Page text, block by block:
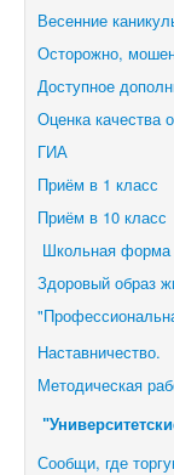
Весенние
Осторожно,
Доступное
Оценка качества
ГИА
Приём в 1 класс
Приём в 10 класс
Школьная форма
Здоровый образ
Наставничество.
Методическая
Сообщи, где